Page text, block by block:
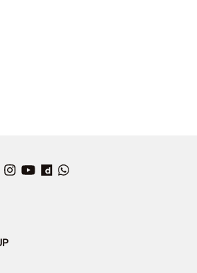
Twitter
Instagram
YouTube
Dailymotion